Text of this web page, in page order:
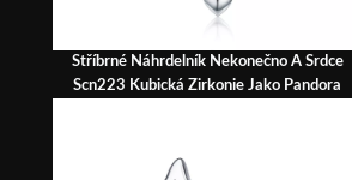
Stříbrné Náhrdelník Nekonečno A Srdce
Scn223 Kubická Zirkonie Jako Pandora